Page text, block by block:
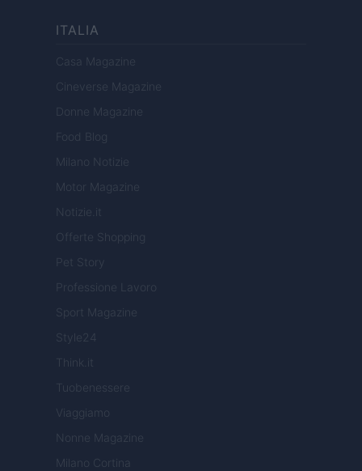
ITALIA
Casa Magazine
Cineverse Magazine
Donne Magazine
Food Blog
Milano Notizie
Motor Magazine
Notizie.it
Offerte Shopping
Pet Story
Professione Lavoro
Sport Magazine
Style24
Think.it
Tuobenessere
Viaggiamo
Nonne Magazine
Milano Cortina